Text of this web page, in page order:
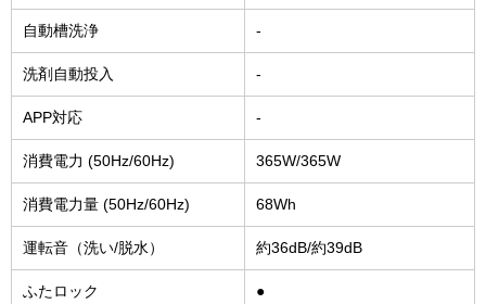
自動槽洗浄 -
洗剤自動投入 -
APP対応 -
消費電力 (50Hz/60Hz) 365W/365W
消費電力量 (50Hz/60Hz) 68Wh
運転音（洗い/脱水） 約36dB/約39dB
ふたロック ●